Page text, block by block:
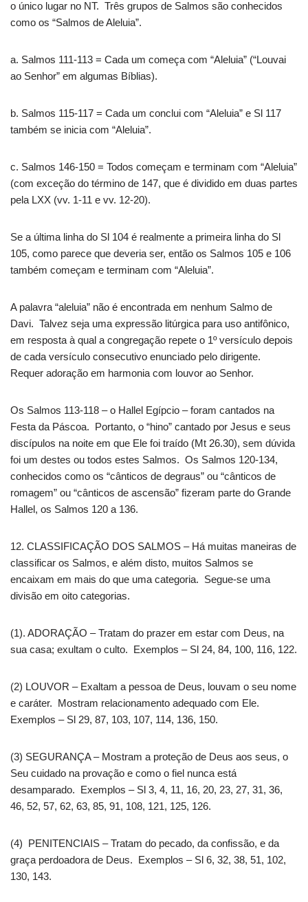
o único lugar no NT. Três grupos de Salmos são conhecidos
como os “Salmos de Aleluia”.
a. Salmos 111-113 = Cada um começa com “Aleluia” (“Louvai
ao Senhor” em algumas Bíblias).
b. Salmos 115-117 = Cada um conclui com “Aleluia” e Sl 117
também se inicia com “Aleluia”.
c. Salmos 146-150 = Todos começam e terminam com “Aleluia”
(com exceção do término de 147, que é dividido em duas partes
pela LXX (vv. 1-11 e vv. 12-20).
Se a última linha do Sl 104 é realmente a primeira linha do Sl
105, como parece que deveria ser, então os Salmos 105 e 106
também começam e terminam com “Aleluia”.
A palavra “aleluia” não é encontrada em nenhum Salmo de
Davi. Talvez seja uma expressão litúrgica para uso antifônico,
em resposta à qual a congregação repete o 1º versículo depois
de cada versículo consecutivo enunciado pelo dirigente.
Requer adoração em harmonia com louvor ao Senhor.
Os Salmos 113-118 – o Hallel Egípcio – foram cantados na
Festa da Páscoa. Portanto, o “hino” cantado por Jesus e seus
discípulos na noite em que Ele foi traído (Mt 26.30), sem dúvida
foi um destes ou todos estes Salmos. Os Salmos 120-134,
conhecidos como os “cânticos de degraus” ou “cânticos de
romagem” ou “cânticos de ascensão” fizeram parte do Grande
Hallel, os Salmos 120 a 136.
12. CLASSIFICAÇÃO DOS SALMOS – Há muitas maneiras de
classificar os Salmos, e além disto, muitos Salmos se
encaixam em mais do que uma categoria. Segue-se uma
divisão em oito categorias.
(1). ADORAÇÃO – Tratam do prazer em estar com Deus, na
sua casa; exultam o culto. Exemplos – Sl 24, 84, 100, 116, 122.
(2) LOUVOR – Exaltam a pessoa de Deus, louvam o seu nome
e caráter. Mostram relacionamento adequado com Ele.
Exemplos – Sl 29, 87, 103, 107, 114, 136, 150.
(3) SEGURANÇA – Mostram a proteção de Deus aos seus, o
Seu cuidado na provação e como o fiel nunca está
desamparado. Exemplos – Sl 3, 4, 11, 16, 20, 23, 27, 31, 36,
46, 52, 57, 62, 63, 85, 91, 108, 121, 125, 126.
(4) PENITENCIAIS – Tratam do pecado, da confissão, e da
graça perdoadora de Deus. Exemplos – Sl 6, 32, 38, 51, 102,
130, 143.